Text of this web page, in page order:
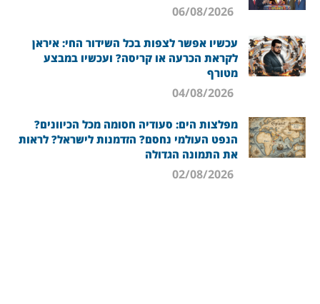
עכשיו אפשר לצפות בכל השידור החי: איראן
לקראת הכרעה או קריסה? ועכשיו במבצע
מטורף
מפלצות הים: סעודיה חסומה מכל הכיוונים?
הנפט העולמי נחסם? הזדמנות לישראל? לראות
את התמונה הגדולה